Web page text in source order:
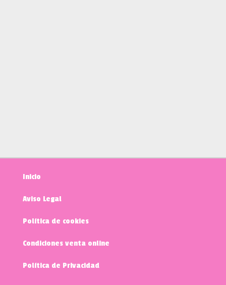
Inicio
Aviso Legal
Política de cookies
Condiciones venta online
Política de Privacidad